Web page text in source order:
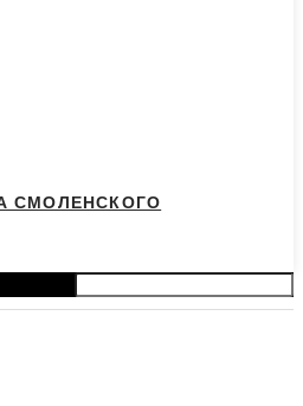
СМОЛЕНСКОГО